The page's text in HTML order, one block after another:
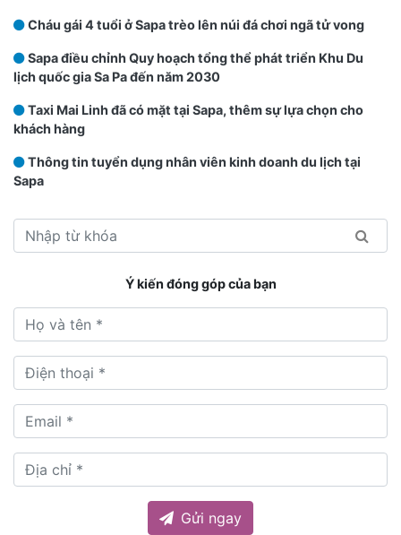
Cháu gái 4 tuổi ở Sapa trèo lên núi đá chơi ngã tử vong
Sapa điều chỉnh Quy hoạch tổng thể phát triển Khu Du
lịch quốc gia Sa Pa đến năm 2030
Taxi Mai Linh đã có mặt tại Sapa, thêm sự lựa chọn cho
khách hàng
Thông tin tuyển dụng nhân viên kinh doanh du lịch tại
Sapa
Ý kiến đóng góp của bạn
Gửi ngay